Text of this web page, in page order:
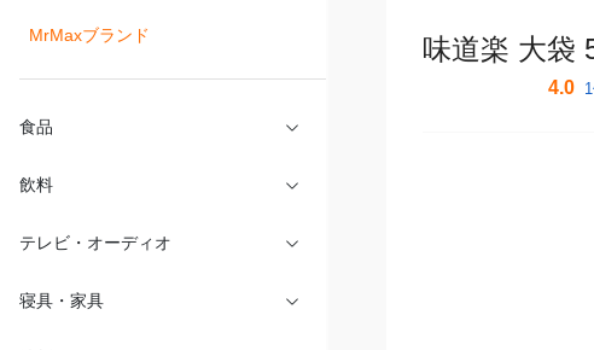
MrMaxブランド
食品
飲料
テレビ・オーディオ
寝具・家具
味道楽 大袋
4.0